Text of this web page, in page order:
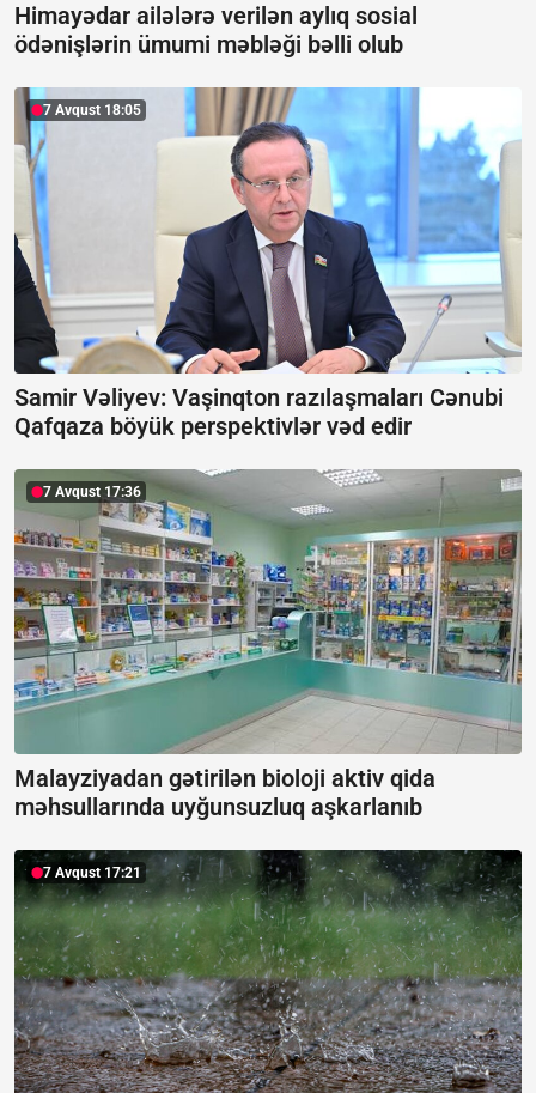
Himayədar ailələrə verilən aylıq sosial
ödənişlərin ümumi məbləği bəlli olub
7 Avqust 18:05
Samir Vəliyev: Vaşinqton razılaşmaları Cənubi
Qafqaza böyük perspektivlər vəd edir
7 Avqust 17:36
Malayziyadan gətirilən bioloji aktiv qida
məhsullarında uyğunsuzluq aşkarlanıb
7 Avqust 17:21